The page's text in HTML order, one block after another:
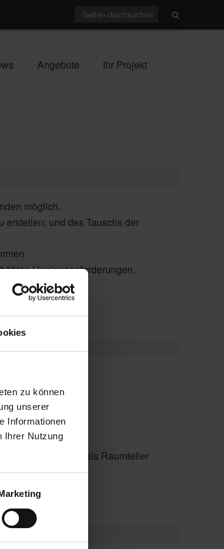
zu können
unserer
Informationen
Ihrer Nutzung
Angebote Ihr Projekt
möglich.
und des Tauschs der
Hygieneanforderungen.
als Raumteiler